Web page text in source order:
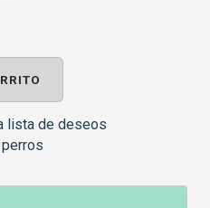
lista de deseos